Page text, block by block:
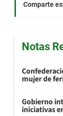
Comparte
Notas
mujer de
Gobierno
iniciativas